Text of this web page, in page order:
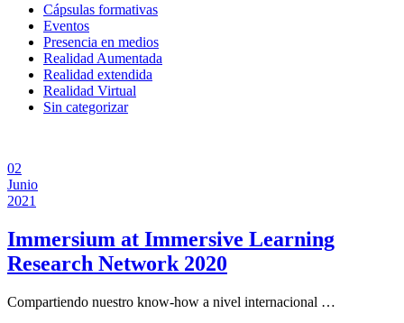
Cápsulas formativas
Eventos
Presencia en medios
Realidad Aumentada
Realidad extendida
Realidad Virtual
Sin categorizar
02
Junio
2021
Immersium at Immersive Learning
Research Network 2020
Compartiendo nuestro know-how a nivel internacional …